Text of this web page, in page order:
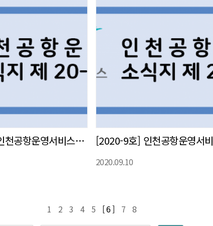
[2020-10호] 인천공항운영서비스㈜ 사내 소식지 발간
2020.09.10
1 2 3 4 5 [ 6 ] 7 8